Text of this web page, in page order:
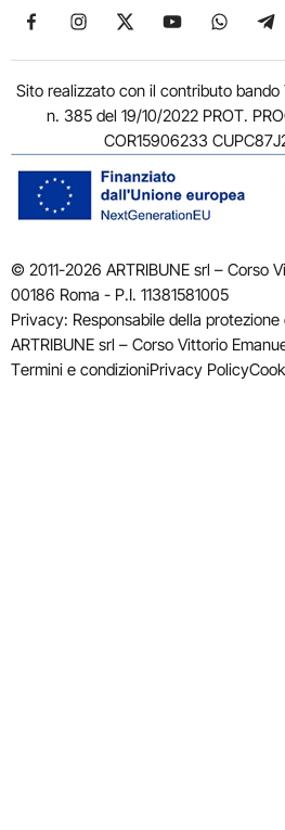
Seguici su Facebook
Seguici su Instagram
Seguici su X
Seguici su
Seguici
Sito realizzato con il contributo
n. 385 del 19/10/2022 PROT.
COR15906233
© 2011-2026 ARTRIBUNE srl – Corso
00186 Roma - P.I. 11381581005
Privacy: Responsabile della
ARTRIBUNE srl – Corso Vittorio
Termini e condizioniPrivacy Policy